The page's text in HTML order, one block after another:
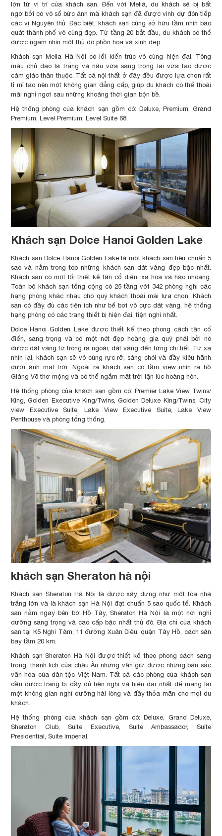
lớn từ vị trí của khách sạn. Đến với Meliá, du khách sẽ bị bất
ngờ bởi có vô số bức ảnh mà khách sạn đã được vinh dự đón tiếp
các vị Nguyên thủ. Đặc biệt, khách sạn cũng sở hữu tầm nhìn bao
quát thành phố vô cùng đẹp. Từ tầng 20 bắt đầu, du khách có thể
được ngắm nhìn một thủ đô phồn hoa và xinh đẹp.
Khách sạn Melia Hà Nội có lối kiến trúc vô cùng hiện đại. Tông
màu chủ đạo là trắng và nâu vừa sang trọng lại vừa tạo được
cảm giác thân thuộc. Tất cả nội thất ở đây đều được lựa chọn rất
tỉ mỉ tạo nên một không gian đẳng cấp, giúp du khách có thể thoải
mái nghỉ ngơi sau những khoảng thời gian bộn bề.
Hệ thống phòng của khách sạn gồm có: Deluxe, Premium, Grand
Premium, Level Premium, Level Suite 68.
Khách sạn Dolce Hanoi Golden Lake
Khách sạn Dolce Hanoi Golden Lake là một khách sạn tiêu chuẩn 5
sao và nằm trong top những khách sạn dát vàng đẹp bậc nhất.
Khách sạn có một lối thiết kế tân cổ điển, xa hoa và hào nhoáng.
Toàn bộ khách sạn tổng cộng có 25 tầng với 342 phòng nghỉ các
hạng phòng khác nhau cho quý khách thoải mái lựa chọn. Khách
sạn có đầy đủ các tiện ích như bể bơi vô cực dát vàng, hệ thống
hạng phòng có các trang thiết bị hiện đại, tiện nghi nhất.
Dolce Hanoi Golden Lake được thiết kế theo phong cách tân cổ
điển, sang trọng và có một nét đẹp hoàng gia quý phái bởi nó
được dát vàng từ trong ra ngoài, dát vàng đến từng chi tiết. Từ xa
nhìn lại, khách sạn sẽ vô cùng rực rỡ, sáng chói và đầy kiêu hãnh
dưới ánh mặt trời. Ngoài ra khách sạn có tầm view nhìn ra hồ
Giảng Võ thơ mộng và có thể ngắm mặt trời lặn lúc hoàng hôn.
Hệ thống phòng của khách sạn gồm có: Premier Lake View Twins/
King, Golden Executive King/Twins, Golden Deluxe King/Twins, City
view Executive Suite, Lake View Executive Suite, Lake View
Penthouse và phòng tổng thống.
khách sạn Sheraton hà nội
Khách sạn Sheraton Hà Nội là được xây dựng như một tòa nhà
trắng lớn và là khách sạn Hà Nội đạt chuẩn 5 sao quốc tế. Khách
sạn nằm ngay bên bờ Hồ Tây, Sheraton Hà Nội là một nơi nghỉ
dưỡng sang trọng và cao cấp bậc nhất thủ đô. Địa chỉ của khách
sạn tại K5 Nghi Tàm, 11 đường Xuân Diệu, quận Tây Hồ, cách sân
bay tầm 20 km.
Khách sạn Sheraton Hà Nội được thiết kế theo phong cách sang
trọng, thanh lịch của châu Âu nhưng vẫn giữ được những bản sắc
văn hóa của dân tộc Việt Nam. Tất cả các phòng của khách sạn
đều được trang bị đầy đủ tiện nghi và hiện đại nhất để mang lại
một không gian nghỉ dưỡng hài lòng và đầy thỏa mãn cho mọi du
khách.
Hệ thống phòng của khách sạn gồm có: Deluxe, Grand Deluxe,
Sheraton Club, Suite Executive, Suite Ambassador, Suite
Presidential, Suite Imperial.